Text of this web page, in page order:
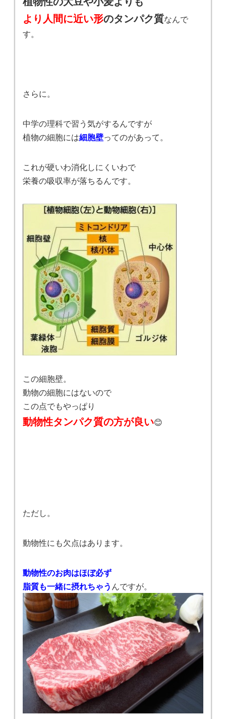
より人間に近い形のタンパク質なんで
す。
さらに。
中学の理科で習う気がするんですが
植物の細胞には細胞壁ってのがあって。
これが硬いわ消化しにくいわで
栄養の吸収率が落ちるんです。
この細胞壁。
動物の細胞にはないので
この点でもやっぱり
動物性タンパク質の方が良い😊
ただし。
動物性にも欠点はあります。
動物性のお肉はほぼ必ず
脂質も一緒に摂れちゃうんですが。